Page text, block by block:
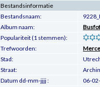
Bestandsinformatie
Bestandsnaam:
Album naam:
Populariteit (1 stemmen):
Trefwoorden:
Stad:
Straat:
Datum dd-mm-jjjj :
06-